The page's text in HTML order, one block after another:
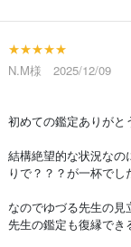
★★★★★
N.M様 2025/12/09
初めての鑑定ありがと
結構絶望的な状況な
りで？？？が一杯でし
なのでゆづる先生の見
先生の鑑定も復縁で